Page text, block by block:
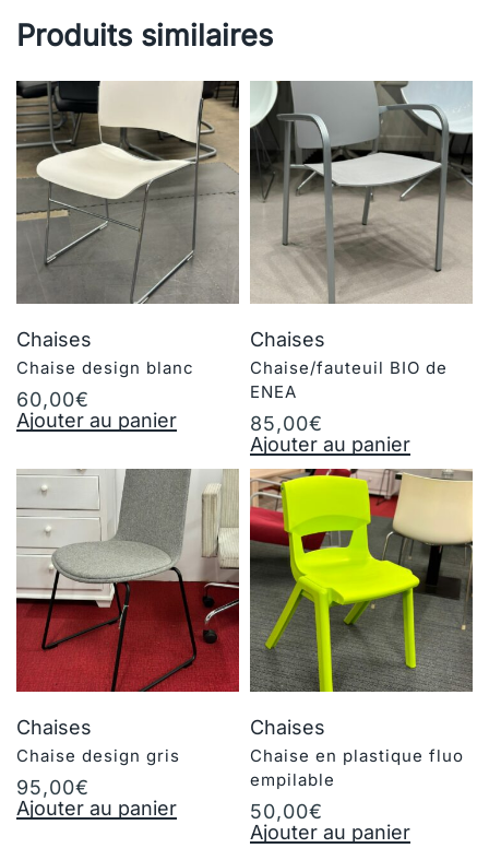
Produits similaires
Chaises
Chaise design blanc
60,00€
Ajouter au panier
Chaises
Chaise/fauteuil BIO de
ENEA
85,00€
Ajouter au panier
Chaises
Chaise design gris
95,00€
Ajouter au panier
Chaises
Chaise en plastique fluo
empilable
50,00€
Ajouter au panier